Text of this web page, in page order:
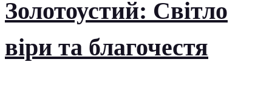
Золотоустий: Світло
віри та благочестя